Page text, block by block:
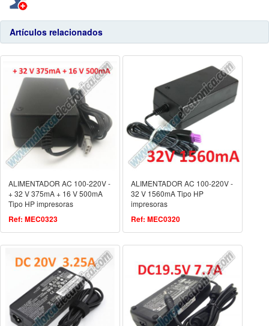
Artículos relacionados
ALIMENTADOR AC 100-220V -
+ 32 V 375mA + 16 V 500mA
Tipo HP impresoras
Ref: MEC0323
ALIMENTADOR AC 100-220V -
32 V 1560mA Tipo HP
impresoras
Ref: MEC0320